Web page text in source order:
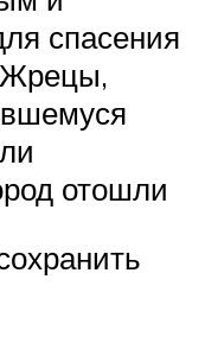
спасения
Жрецы,
отошли